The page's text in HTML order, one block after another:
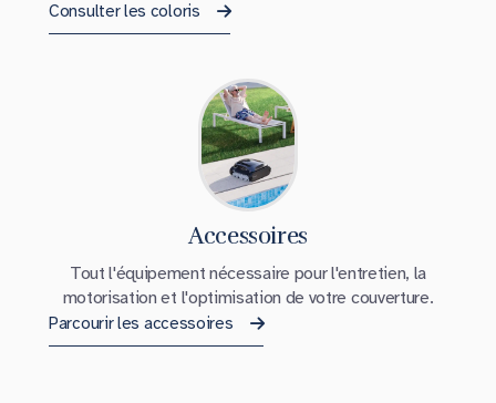
Consulter les coloris
Accessoires
Tout l'équipement nécessaire pour l'entretien, la
motorisation et l'optimisation de votre couverture.
Parcourir les accessoires